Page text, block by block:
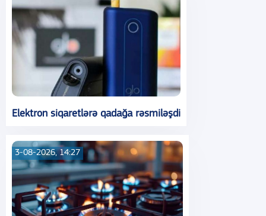
Elektron siqaretlərə qadağa rəsmiləşdi
3-08-2026, 14:27